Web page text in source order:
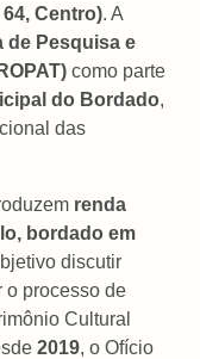
Centro). A
de Pesquisa e
como parte
do Bordado,
das
renda
bordado em
discutir
o processo de
Cultural
2019, o Ofício